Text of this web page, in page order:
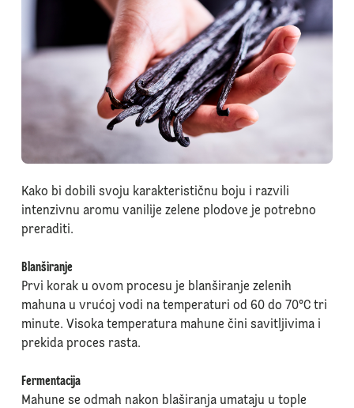
Kako bi dobili svoju karakterističnu boju i razvili
intenzivnu aromu vanilije zelene plodove je potrebno
preraditi.
Blanširanje
Prvi korak u ovom procesu je blanširanje zelenih
mahuna u vrućoj vodi na temperaturi od 60 do 70°C tri
minute. Visoka temperatura mahune čini savitljivima i
prekida proces rasta.
Fermentacija
Mahune se odmah nakon blaširanja umataju u tople